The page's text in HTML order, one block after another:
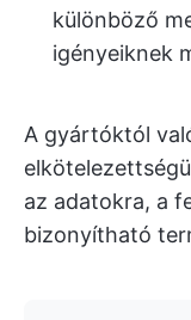
különböző
igényeiknek
A gyártóktól
az adatokra, a
bizonyítható